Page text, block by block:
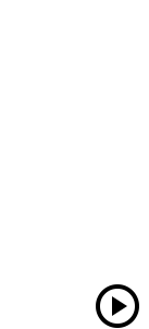
play_circle